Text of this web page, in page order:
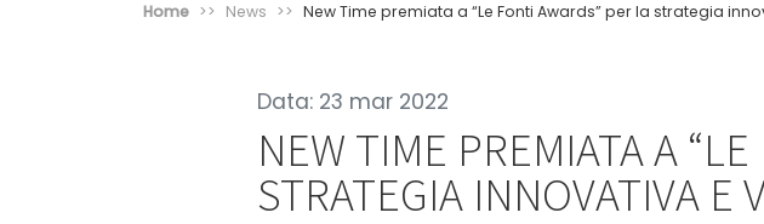
Home News New Time premiata a “Le Fonti Awards” per la strategia
Data: 23 mar 2022
NEW TIME PREMIATA A
STRATEGIA INNOVATIVA E